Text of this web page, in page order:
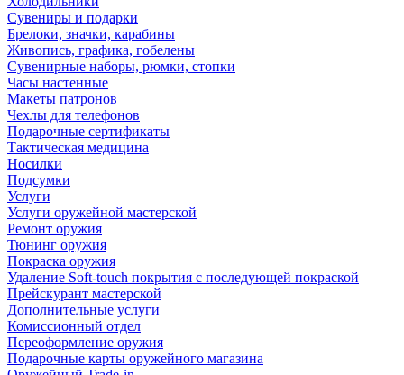
Сувениры и подарки
Брелоки, значки, карабины
Живопись, графика, гобелены
Сувенирные наборы, рюмки, стопки
Часы настенные
Макеты патронов
Чехлы для телефонов
Подарочные сертификаты
Тактическая медицина
Носилки
Подсумки
Услуги
Услуги оружейной мастерской
Ремонт оружия
Тюнинг оружия
Покраска оружия
Удаление Soft-touch покрытия с последующей покраской
Прейскурант мастерской
Дополнительные услуги
Комиссионный отдел
Переоформление оружия
Подарочные карты оружейного магазина